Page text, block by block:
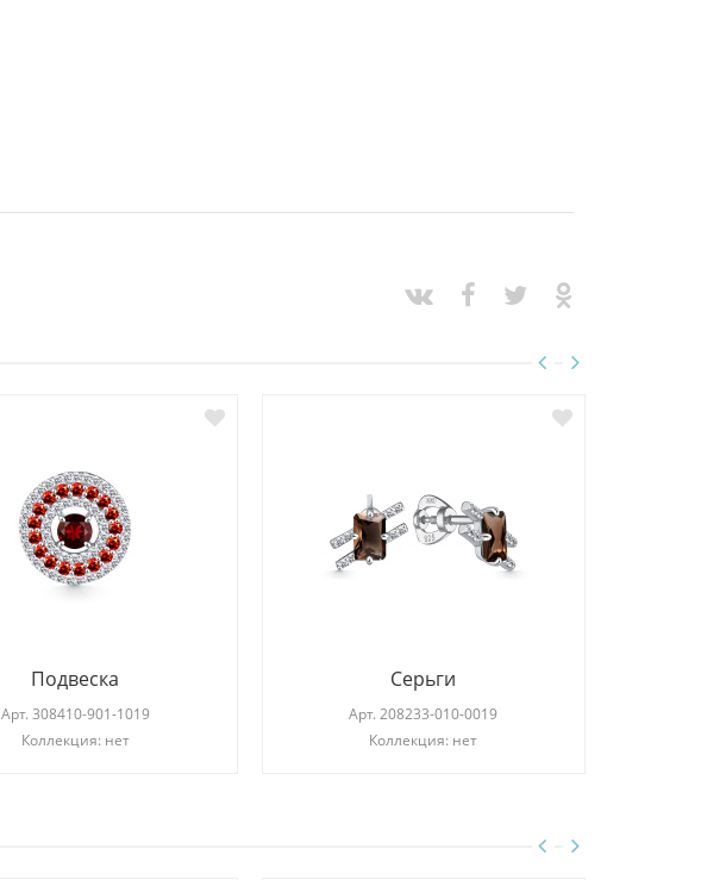
Подвеска
Арт. 308410-901-1019
Коллекция: нет
Серьги
Арт.208233-010-0019
Коллекция: нет